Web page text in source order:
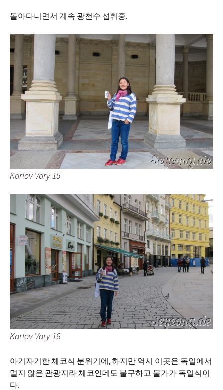
돌아다니면서 계속 광천수 섭취중.
Karlov Vary 15
Karlov Vary 16
아기자기한 체코식 분위기에, 하지만 역시 이곳은 독일에서
멀지 않은 관광지라 체코인데도 불구하고 물가가 독일식이
다.